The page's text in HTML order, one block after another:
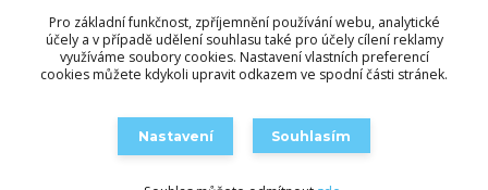
🏙️ Frýdlant nad Ostravicí, 73911
🆔 IČ: 68940688
☎️+420 777 158 532
Pro základní funkčnost, zpříjemnění používání webu, analytické
účely a v případě udělení souhlasu také pro účely cílení reklamy
využíváme soubory cookies. Nastavení vlastních preferencí
cookies můžete kdykoli upravit odkazem ve spodní části stránek.
Nastavení Souhlasím